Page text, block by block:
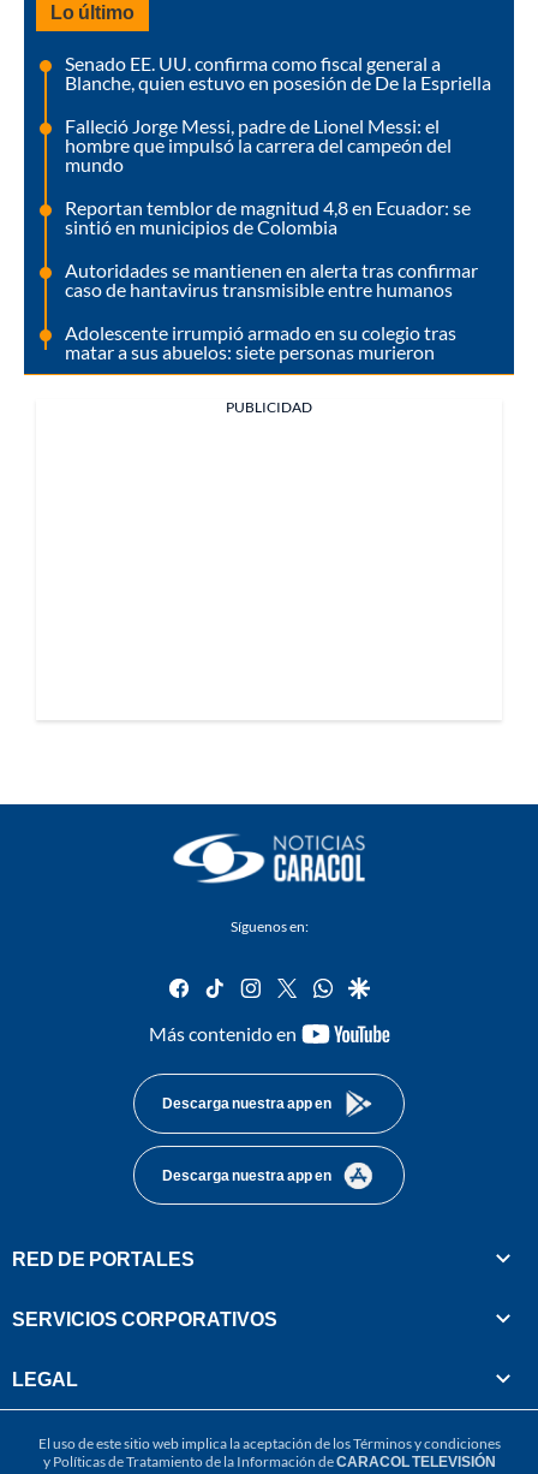
Lo último
Senado EE. UU. confirma como fiscal general a
Blanche, quien estuvo en posesión de De la Espriella
Falleció Jorge Messi, padre de Lionel Messi: el
hombre que impulsó la carrera del campeón del
mundo
Reportan temblor de magnitud 4,8 en Ecuador: se
sintió en municipios de Colombia
Autoridades se mantienen en alerta tras confirmar
caso de hantavirus transmisible entre humanos
Adolescente irrumpió armado en su colegio tras
matar a sus abuelos: siete personas murieron
PUBLICIDAD
Síguenos en:
facebook
tiktok instagram
twitterwhatsapp
google
Más contenido en
youtube-
Descarga nuestra app en
Descarga nuestra app en
RED DE PORTALES
SERVICIOS CORPORATIVOS
LEGAL
El uso de este sitio web implica la aceptación de losTérminos y condiciones
y Políticas de Tratamiento de la Información deCARACOL TELEVISIÓN